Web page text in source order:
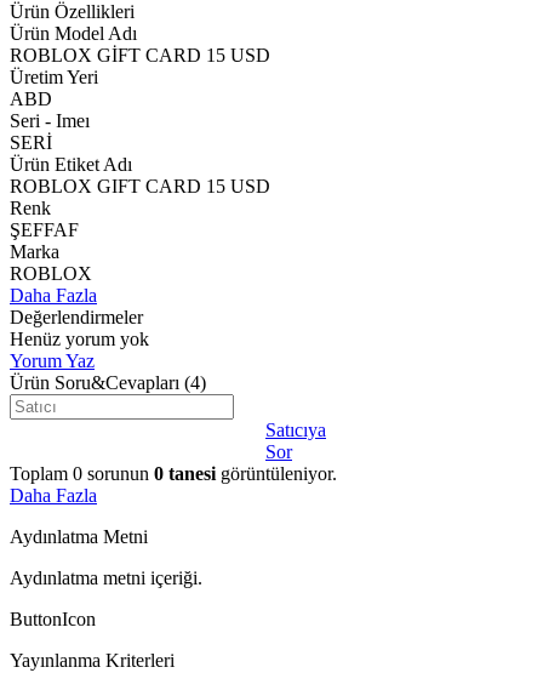
Ürün Özellikleri
Ürün Model Adı
ROBLOX GİFT CARD 15 USD
Üretim Yeri
ABD
Seri - Imeı
SERİ
Ürün Etiket Adı
ROBLOX GIFT CARD 15 USD
Renk
ŞEFFAF
Marka
ROBLOX
Daha Fazla
Değerlendirmeler
Henüz yorum yok
Yorum Yaz
Ürün Soru&Cevapları (4)
Satıcıya
Sor
Toplam 0 sorunun 0 tanesi görüntüleniyor.
Daha Fazla
Aydınlatma Metni
Aydınlatma metni içeriği.
ButtonIcon
Yayınlanma Kriterleri